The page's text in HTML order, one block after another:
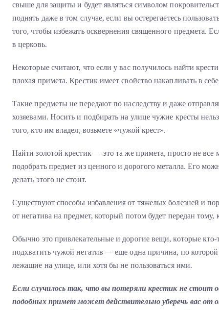
свыше для защиты и будет являться символом
поднять даже в том случае, если вы остерегаетесь
того, чтобы избежать осквернения священного предмета.
в церковь.
Некоторые считают, что если у вас получилось найти
плохая примета. Крестик имеет свойство накапливать в
Такие предметы не передают по наследству и даже
хозяевами. Носить и подбирать на улице чужие кресты
того, кто им владел, возьмете «чужой крест».
Найти золотой крестик — это та же примета, просто не все
подобрать предмет из ценного и дорогого металла. Его
делать этого не стоит.
Существуют способы избавления от тяжелых болезней и
от негатива на предмет, который потом будет передан тому,
Обычно это привлекательные и дорогие вещи, которые
подхватить чужой негатив — еще одна причина, по
лежащие на улице, или хотя бы не пользоваться ими.
Если случилось так, что вы потеряли крестик не стоит
подобных примет может действительно уберечь вас от